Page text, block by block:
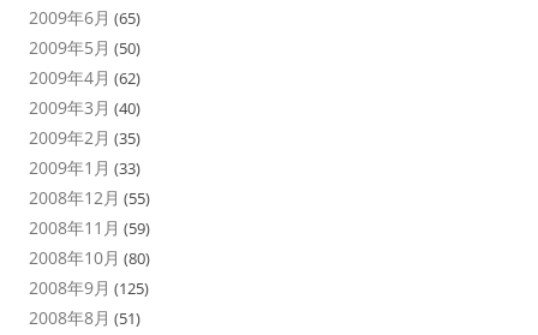
2009年6月 (65)
2009年5月 (50)
2009年4月 (62)
2009年3月 (40)
2009年2月 (35)
2009年1月 (33)
2008年12月 (55)
2008年11月 (59)
2008年10月 (80)
2008年9月 (125)
2008年8月 (51)